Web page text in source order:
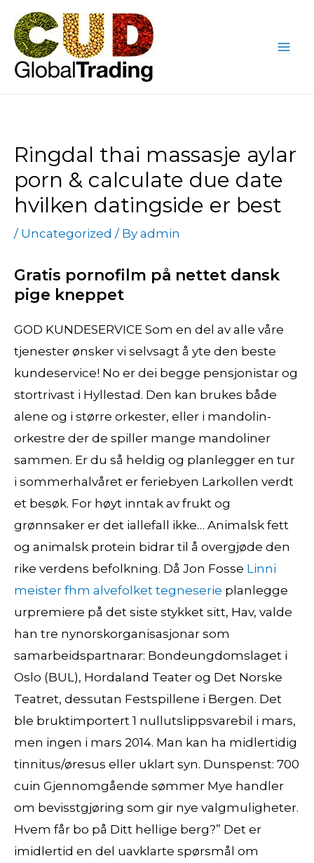
content
Ringdal thai massasje aylar
porn & calculate due date
hvilken datingside er best
/ Uncategorized / By admin
Gratis pornofilm på nettet dansk
pige kneppet
GOD KUNDESERVICE Som en del av alle våre
tjenester ønsker vi selvsagt å yte den beste
kundeservice! No er dei begge pensjonistar og
stortrivast i Hyllestad. Den kan brukes både
alene og i større orkester, eller i mandolin-
orkestre der de spiller mange mandoliner
sammen. Er du så heldig og planlegger en tur
i sommerhalvåret er feriebyen Larkollen verdt
et besøk. For høyt inntak av frukt og
grønnsaker er det iallefall ikke… Animalsk fett
og animalsk protein bidrar til å overgjøde den
rike verdens befolkning. Då Jon Fosse Linni
meister fhm alvefolket tegneserie planlegge
urpremiere på det siste stykket sitt, Hav, valde
han tre nynorskorganisasjonar som
samarbeidspartnarar: Bondeungdomslaget i
Oslo (BUL), Hordaland Teater og Det Norske
Teatret, dessutan Festspillene i Bergen. Det
ble bruktimportert 1 nullutslippsvarebil i mars,
men ingen i mars 2014. Man kan ha midlertidig
tinnitus/øresus eller uklart syn. Dunspenst: 700
cuin Gjennomgående sømmer Mye handler
om bevisstgjøring som gir nye valgmuligheter.
Hvem får bo på Ditt hellige berg?” Det er
imidlertid en del uavklarte spørsmål om
navigation